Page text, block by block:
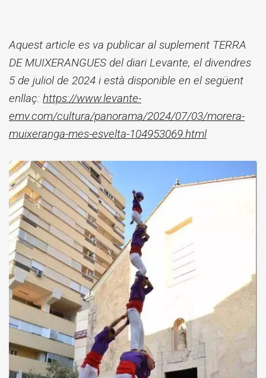
Aquest article es va publicar al suplement TERRA
DE MUIXERANGUES del diari Levante, el divendres
5 de juliol de 2024 i està disponible en el següent
enllaç: https://www.levante-
emv.com/cultura/panorama/2024/07/03/morera-
muixeranga-mes-esvelta-104953069.html